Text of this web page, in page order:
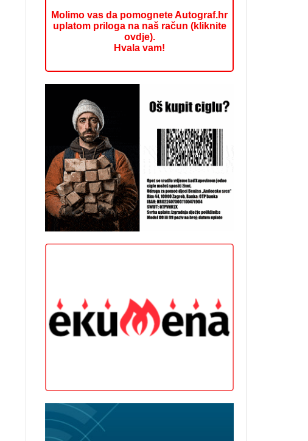
Molimo vas da pomognete Autograf.hr
uplatom priloga na naš račun (kliknite
ovdje).
Hvala vam!